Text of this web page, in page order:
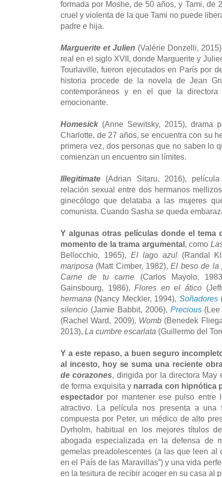
formada por Moshe, de 50 años, y Tami, de
cruel y violenta de la que Tami no puede
padre e hija.
Marguerite et Julien (Valérie Donzelli,
real en el siglo XVII, donde Marguerite y
Tourlaville, fueron ejecutados en París por
historia procede de la novela de Jean
contemporáneos y en el que la
emocionante.
Homesick (Anne Sewitsky, 2015), drama
Charlotte, de 27 años, se encuentra con su
primera vez, dos personas que no saben lo
comienzan un encuentro sin límites.
Illegitimate (Adrian Sitaru, 2016),
relación sexual entre dos hermanos
ginecólogo que delataba a las mujeres
comunista. Cuando Sasha se queda
Y algunas otras películas donde el tema
momento de la trama argumental, como
Bellocchio, 1965), El lago azul(Randal
mariposa (Matt Cimber, 1982), El beso de la
Carne de tu carne (Carlos Mayolo,
Gainsbourg, 1986), Flores en el ático
hermana (Nancy Meckler, 1994), Soñadores
silencio (Jamie Babbit, 2006), Precious(Lee
(Rachel Ward, 2009), Womb (Benedek
2013), La cumbre escarlata (Guillermo del
Y a este repaso, a buen seguro
al incesto, hoy se suma una reciente
de corazones , dirigida por la directora
de forma exquisita y narrada con hipnótica
espectador por mantener ese pulso
atractivo. La película nos presenta a
compuesta por Peter, un médico de alto
Dyrholm, habitual en los mejores títulos
abogada especializada en la defensa de
gemelas preadolescentes (a las que leen al
en el País de las Maravillas”) y una vida
en la tesitura de recibir acoger en su casa al